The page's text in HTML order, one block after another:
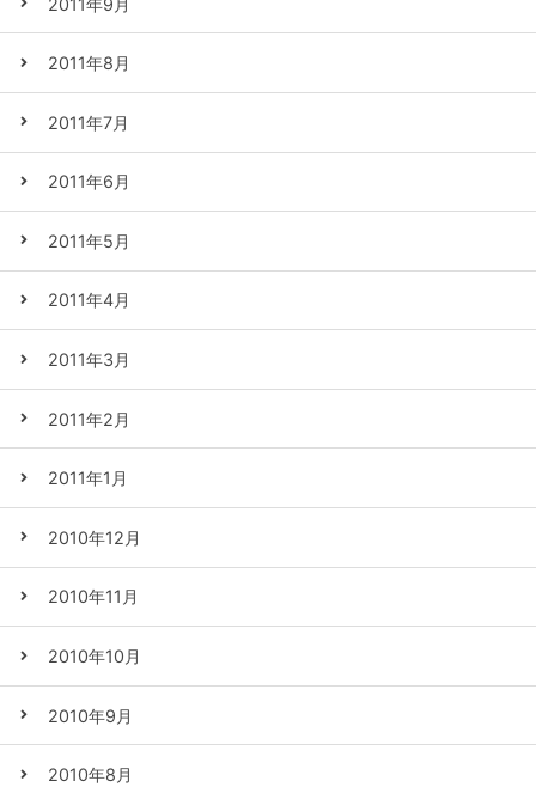
2011年8月
2011年7月
2011年6月
2011年5月
2011年4月
2011年3月
2011年2月
2011年1月
2010年12月
2010年11月
2010年10月
2010年9月
2010年8月